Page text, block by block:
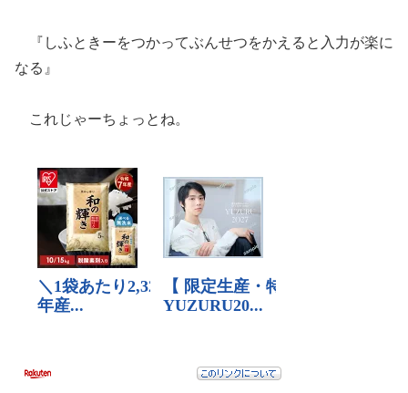
『しふときーをつかってぶんせつをかえると入力が楽に
なる』
これじゃーちょっとね。